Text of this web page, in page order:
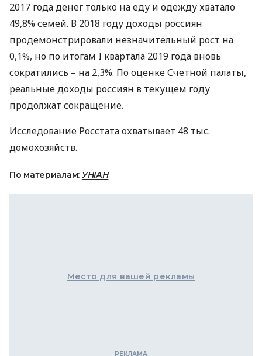
2017 года денег только на еду и одежду хватало
49,8% семей. В 2018 году доходы россиян
продемонстрировали незначительный рост на
0,1%, но по итогам I квартала 2019 года вновь
сократились – на 2,3%. По оценке Счетной палаты,
реальные доходы россиян в текущем году
продолжат сокращение.
Исследование Росстата охватывает 48 тыс.
домохозяйств.
По материалам: УНІАН
Место для вашей рекламы